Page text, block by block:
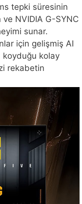
tepki süresinin
ve NVIDIA G-SYNC
sunar.
için gelişmiş AI
kolay
rekabetin